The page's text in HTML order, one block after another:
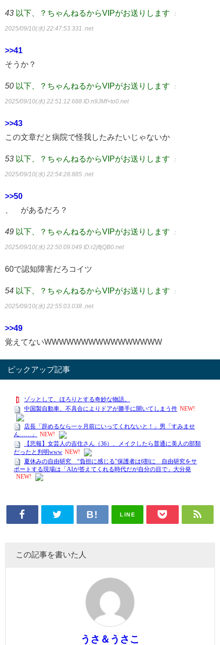
43 以下、？ちゃんねるからVIPがお送りします ：
2025/09/10(水) 22:47:53.331 .net
>>41
そうか？
50 以下、？ちゃんねるからVIPがお送りします ：
2025/09/10(水) 22:51:12.688 ID:n9JMf+to0.net
>>43
この文章だと病院で怪我したみたいじゃないか
53 以下、？ちゃんねるからVIPがお送りします ：
2025/09/10(水) 22:54:28.885 .net
>>50
、 があるだろ？
49 以下、？ちゃんねるからVIPがお送りします ：
2025/09/10(水) 22:50:09.049 ID:r2jftjQB0.net
60で認知障害だろコイツ
54 以下、？ちゃんねるからVIPがお送りします ：
2025/09/10(水) 22:55:03.038 .net
>>49
覚えてないWWWWWWWWWWWWWWWW
ピックアップ記事
LINE
この記事を書いた人
うさ＆うさこ